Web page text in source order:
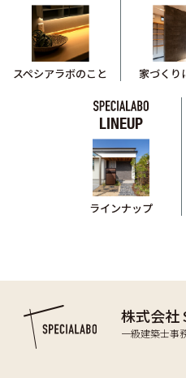
スペシアラボのこと 家づくり
LINEUP
ラインナップ
株式会社
一級建築士事